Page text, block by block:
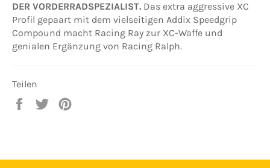
DER VORDERRADSPEZIALIST. Das extra aggressive XC
Profil gepaart mit dem vielseitigen Addix Speedgrip
Compound macht Racing Ray zur XC-Waffe und
genialen Ergänzung von Racing Ralph.
Teilen
Auf
Auf